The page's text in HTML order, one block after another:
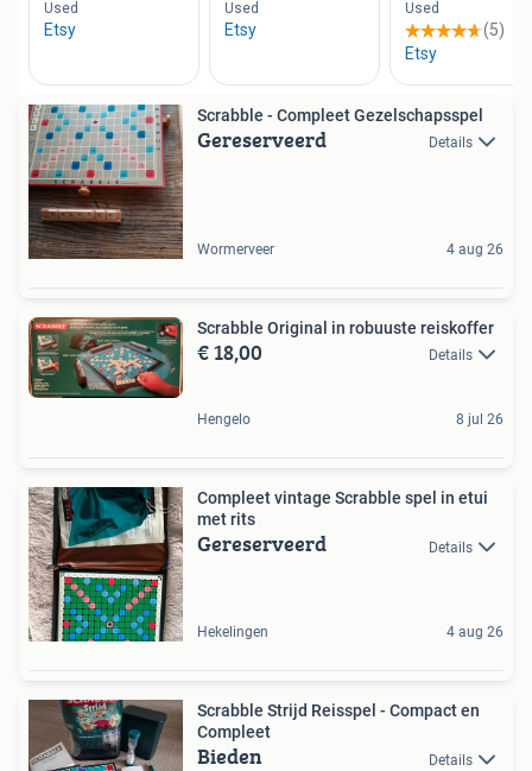
Scrabble - Compleet Gezelschapsspel
Gereserveerd Details
Wormerveer 4 aug 26
Scrabble Original in robuuste reiskoffer
€ 18,00 Details
Hengelo 8 jul 26
Compleet vintage Scrabble spel in etui
met rits
Gereserveerd Details
Hekelingen 4 aug 26
Scrabble Strijd Reisspel - Compact en
Compleet
Bieden Details